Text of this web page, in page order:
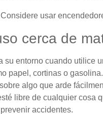
Considere usar
cerca de
su entorno cuando utilice
papel, cortinas o
algo que arde
libre de cualquier cosa
accidentes.